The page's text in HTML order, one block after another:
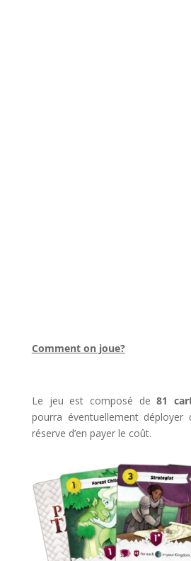
Comment on joue?
Le jeu est composé de81
pourra éventuellement déployer
réserve d’en payer le coût.